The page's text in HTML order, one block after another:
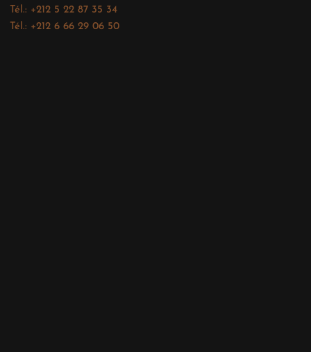
Tél.: +212 5 22 87 35 34
Tél.: +212 6 66 29 06 50